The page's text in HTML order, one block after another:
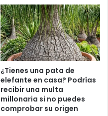
¿Tienes una pata de
elefante en casa? Podrías
recibir una multa
millonaria si no puedes
comprobar su origen